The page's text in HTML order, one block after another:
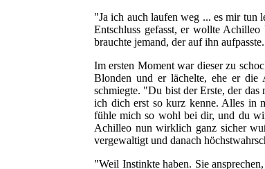
"Ja ich auch laufen weg ... es mir tun
Entschluss gefasst, er wollte
brauchte jemand, der auf ihn aufpasste.
Im ersten Moment war dieser zu
Blonden und er lächelte, ehe er die
schmiegte. "Du bist der Erste, der
ich dich erst so kurz kenne. Alles in
fühle mich so wohl bei dir, und du
Achilleo nun wirklich ganz sicher
vergewaltigt und danach
"Weil Instinkte haben. Sie